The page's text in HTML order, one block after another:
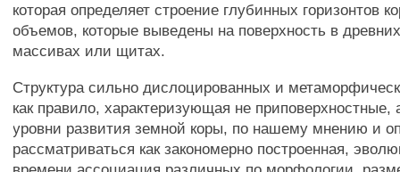
которая определяет строение глубинных горизонтов
объемов, которые выведены на поверхность в
массивах или щитах.
Структура сильно дислоцированных и
как правило, характеризующая не приповерхностные,
уровни развития земной коры, по нашему мнению и
рассматриваться как закономерно построенная,